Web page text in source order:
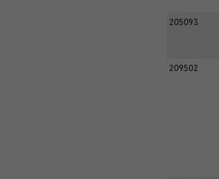
205093
209502